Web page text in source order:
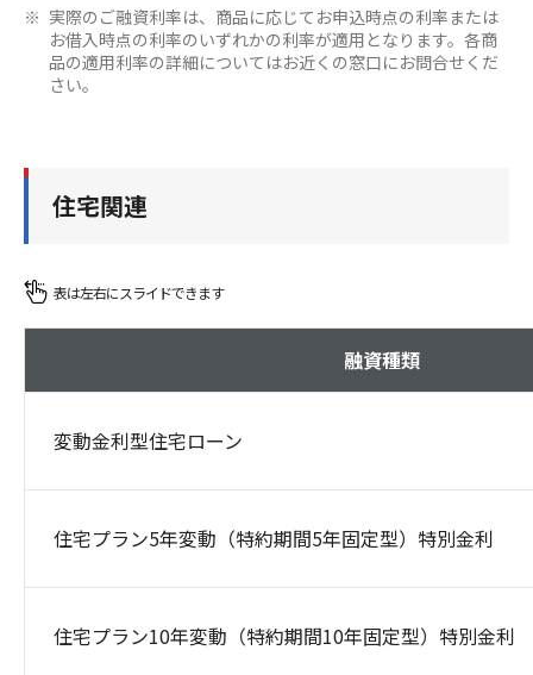
実際のご融資利率は、商品に応じてお申込時点の利率または
お借入時点の利率のいずれかの利率が適用となります。各商
品の適用利率の詳細についてはお近くの窓口にお問合せくだ
さい。
住宅関連
融資種類
変動金利型住宅ローン
住宅プラン5年変動（特約期間5年固定型）特別金利
住宅プラン10年変動（特約期間10年固定型）特別金利